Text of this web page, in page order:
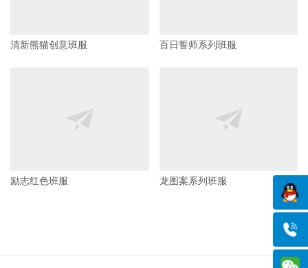
清新熊猫创意班服 百日誓师系列班服
励志红色班服 龙图案系列班服